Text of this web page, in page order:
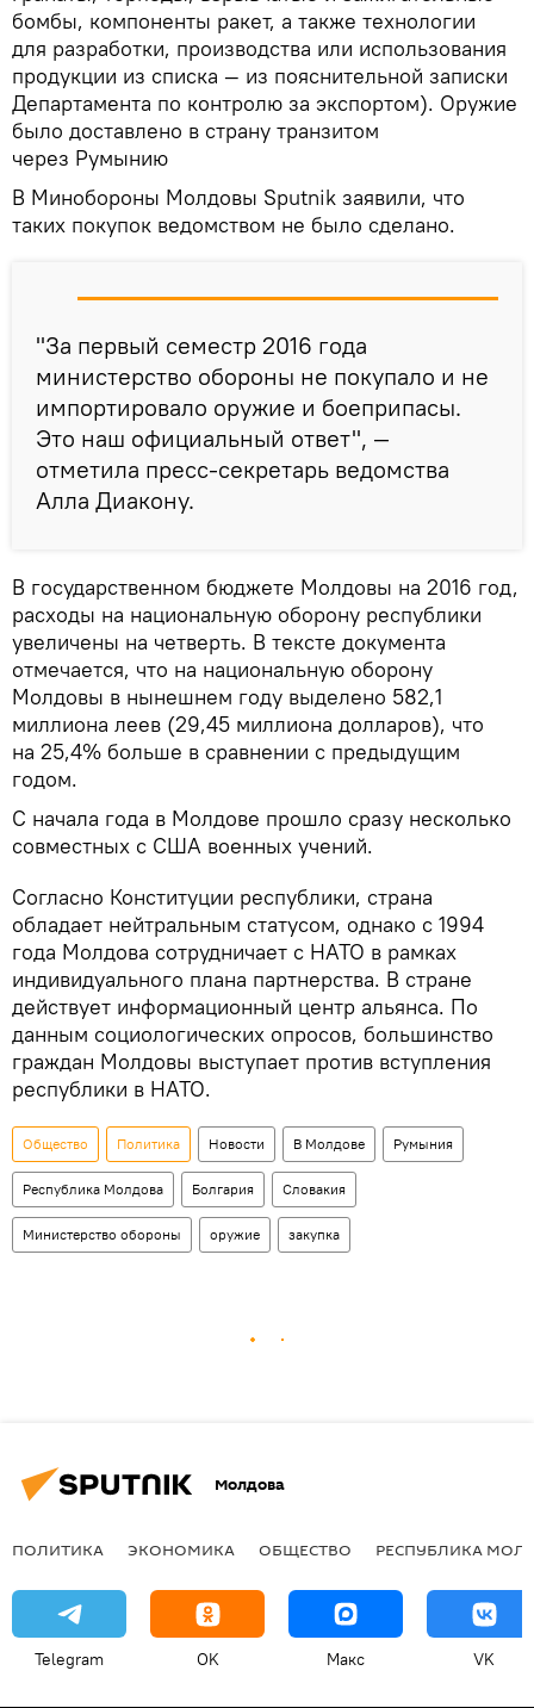
бомбы, компоненты ракет, а также технологии
для разработки, производства или использования
продукции из списка — из пояснительной записки
Департамента по контролю за экспортом). Оружие
было доставлено в страну транзитом
через Румынию
В Минобороны Молдовы Sputnik заявили, что
таких покупок ведомством не было сделано.
"За первый семестр 2016 года
министерство обороны не покупало и не
импортировало оружие и боеприпасы.
Это наш официальный ответ", —
отметила пресс-секретарь ведомства
Алла Диакону.
В государственном бюджете Молдовы на 2016 год,
расходы на национальную оборону республики
увеличены на четверть. В тексте документа
отмечается, что на национальную оборону
Молдовы в нынешнем году выделено 582,1
миллиона леев (29,45 миллиона долларов), что
на 25,4% больше в сравнении с предыдущим
годом.
С начала года в Молдове прошло сразу несколько
совместных с США военных учений.
Согласно Конституции республики, страна
обладает нейтральным статусом, однако с 1994
года Молдова сотрудничает с НАТО в рамках
индивидуального плана партнерства. В стране
действует информационный центр альянса. По
данным социологических опросов, большинство
граждан Молдовы выступает против вступления
республики в НАТО.
Общество Политика Новости В Молдове Румыния
Республика Молдова Болгария Словакия
Министерство обороны оружие закупка
Молдова
ПОЛИТИКА ЭКОНОМИКА ОБЩЕСТВО РЕСПУБЛИКА
Telegram OK Макс VK